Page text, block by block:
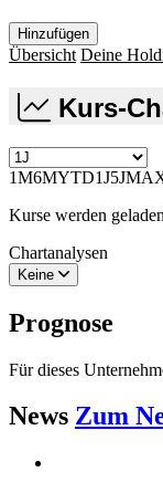
Hinzufügen
Übersicht Deine
Kurs-
1M6MYTD1J5J
Kurse werden
Chartanalysen
Keine
Prognose
Für dieses
News Zum